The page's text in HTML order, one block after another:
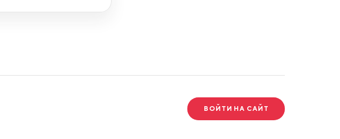
ВОЙТИ НА САЙТ